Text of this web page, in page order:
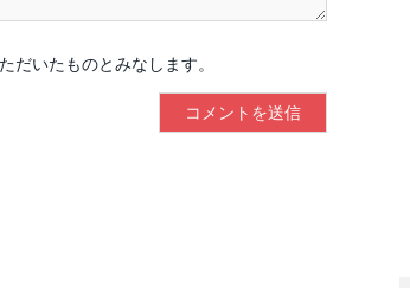
だいたものとみなします。